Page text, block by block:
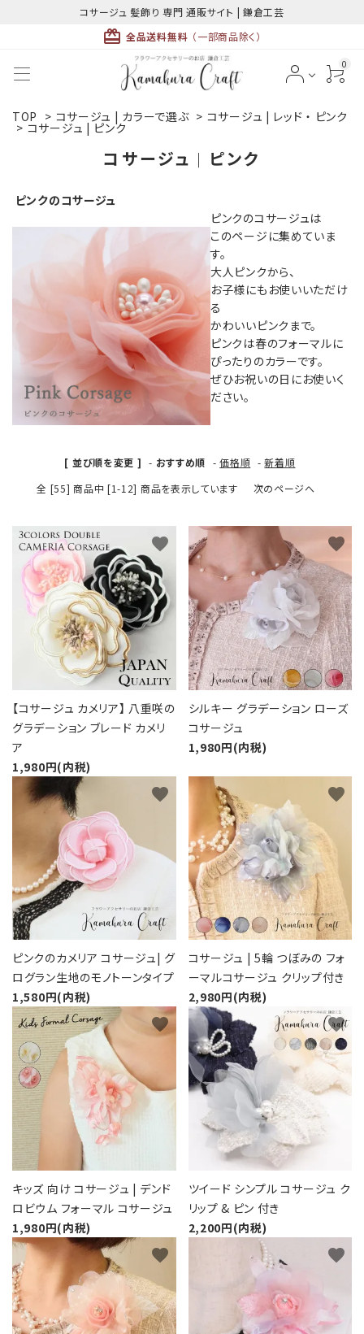
コサージュ 髪飾り 専門 通販サイト | 鎌倉工芸
card_giftcard 全品送料無料 （一部商品除く）
0
ACCOUNT MENU
ようこそ ゲスト 様
最近チェックした商品
カテゴリーから探す
コサージュの色から探す
和装髪飾りの色から探す
コンテンツ
TOP > コサージュ | カラーで選ぶ > コサージュ | レッド ・ ピンク
> コサージュ | ピンク
コサージュ | ピンク
ピンクのコサージュ
ピンクのコサージュは
このページに集めていま
す。
大人ピンクから、
お子様にもお使いいただけ
る
かわいいピンクまで。
ピンクは春のフォーマルに
ぴったりのカラーです。
ぜひお祝いの日にお使いく
ださい。
[ 並び順を変更 ] - おすすめ順 -価格順 -新着順
全 [55] 商品中 [1-12] 商品を表示しています
次のページへ
【コサージュ カメリア】 八重咲の
グラデーション ブレード カメリ
ア
1,980円(内税)
favorite
シルキー グラデーション ローズ
コサージュ
1,980円(内税)
favorite
ピンクのカメリア コサージュ| グ
ログラン生地のモノトーンタイプ
1,580円(内税)
favorite
コサージュ | 5輪 つぼみの フォ
ーマルコサージュ クリップ付き
2,980円(内税)
favorite
キッズ 向け コサージュ | デンド
ロビウム フォーマル コサージュ
1,980円(内税)
favorite
ツイード シンプル コサージュ ク
リップ & ピン 付き
2,200円(内税)
favorite
favorite favorite